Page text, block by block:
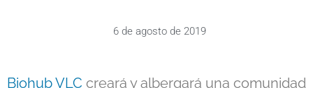
6 de agosto de 2019
Biohub VLC creará y albergará una comunidad